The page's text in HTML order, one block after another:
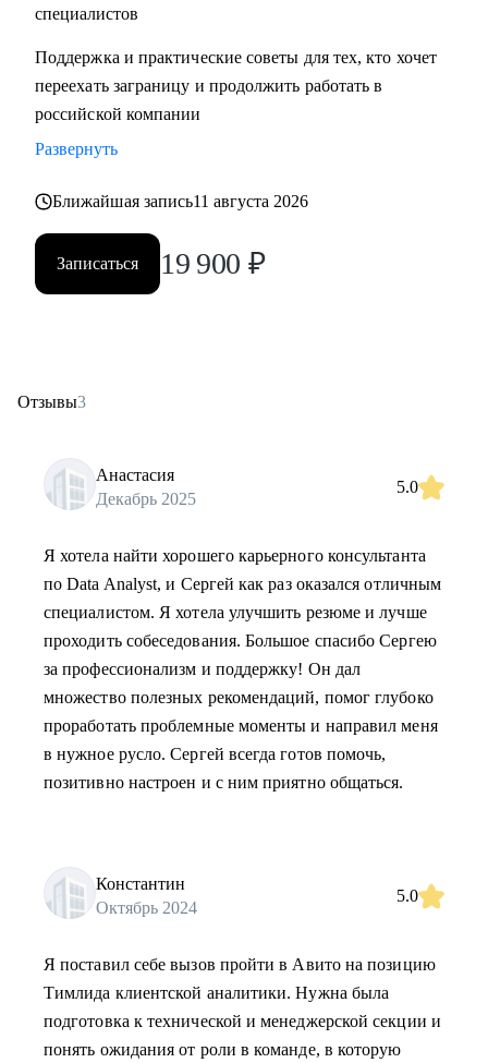
специалистов
Поддержка и практические советы для тех, кто хочет
переехать заграницу и продолжить работать в
российской компании
Развернуть
Ближайшая запись11 августа 2026
Записаться 19 900 ₽
Отзывы3
Анастасия
Декабрь 2025
5.0
Я хотела найти хорошего карьерного консультанта
по Data Analyst, и Сергей как раз оказался отличным
специалистом. Я хотела улучшить резюме и лучше
проходить собеседования. Большое спасибо Сергею
за профессионализм и поддержку! Он дал
множество полезных рекомендаций, помог глубоко
проработать проблемные моменты и направил меня
в нужное русло. Сергей всегда готов помочь,
позитивно настроен и с ним приятно общаться.
Константин
Октябрь 2024
5.0
Я поставил себе вызов пройти в Авито на позицию
Тимлида клиентской аналитики. Нужна была
подготовка к технической и менеджерской секции и
понять ожидания от роли в команде, в которую